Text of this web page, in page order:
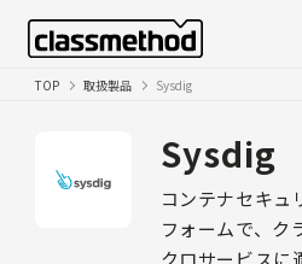
TOP 取扱製品 Sysdig
Sysdig
コンテナセキュ
フォームで、ク
クロサービスに